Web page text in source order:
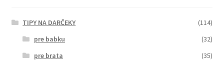
TIPY NA DARČEKY
(114)
pre babku
(32)
pre brata
(35)